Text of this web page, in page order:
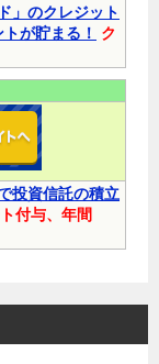
」のクレジット
が貯まる！
ク
投資信託の積立
付与、年間